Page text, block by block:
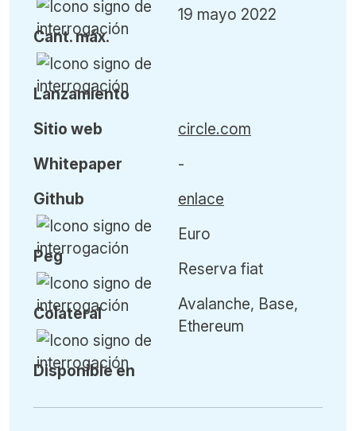
Cant.máx.
Lanzamiento
19 mayo 2022
Sitio web
Whitepaper
Github
Peg
Colateral
Disponible en
circle.com
-
enlace
Euro
Reserva fiat
Avalanche, Base,
Ethereum